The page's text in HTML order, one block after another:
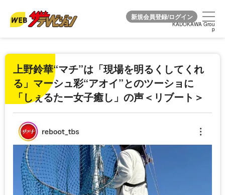
KADOKAWA Grou
p
KADOKAWA Grou
p
上野鈴華“マチ”は「現場を明るくしてくれ
る」マーシュ彩“アオイ”とのツーショに
「しぇるたー女子癒し」の声＜リブート＞